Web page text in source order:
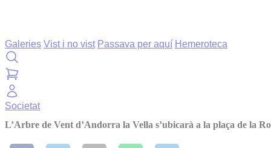
Galeries Vist i no vist Passava per aquí Hemeroteca
Societat
L’Arbre de Vent d’Andorra la Vella s’ubicarà a la plaça de la